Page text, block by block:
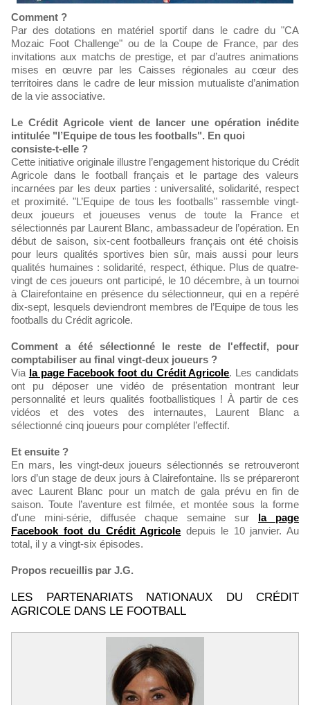
Comment ?
Par des dotations en matériel sportif dans le cadre du "CA
Mozaic Foot Challenge" ou de la Coupe de France, par des
invitations aux matchs de prestige, et par d’autres animations
mises en œuvre par les Caisses régionales au cœur des
territoires dans le cadre de leur mission mutualiste d’animation
de la vie associative.
Le Crédit Agricole vient de lancer une opération inédite
intitulée "l’Equipe de tous les footballs". En quoi
consiste-t-elle ?
Cette initiative originale illustre l’engagement historique du Crédit
Agricole dans le football français et le partage des valeurs
incarnées par les deux parties : universalité, solidarité, respect
et proximité. "L’Equipe de tous les footballs" rassemble vingt-
deux joueurs et joueuses venus de toute la France et
sélectionnés par Laurent Blanc, ambassadeur de l’opération. En
début de saison, six-cent footballeurs français ont été choisis
pour leurs qualités sportives bien sûr, mais aussi pour leurs
qualités humaines : solidarité, respect, éthique. Plus de quatre-
vingt de ces joueurs ont participé, le 10 décembre, à un tournoi
à Clairefontaine en présence du sélectionneur, qui en a repéré
dix-sept, lesquels deviendront membres de l’Equipe de tous les
footballs du Crédit agricole.
Comment a été sélectionné le reste de l'effectif, pour
comptabiliser au final vingt-deux joueurs ?
Via la page Facebook foot du Crédit Agricole. Les candidats
ont pu déposer une vidéo de présentation montrant leur
personnalité et leurs qualités footballistiques ! À partir de ces
vidéos et des votes des internautes, Laurent Blanc a
sélectionné cinq joueurs pour compléter l’effectif.
Et ensuite ?
En mars, les vingt-deux joueurs sélectionnés se retrouveront
lors d’un stage de deux jours à Clairefontaine. Ils se prépareront
avec Laurent Blanc pour un match de gala prévu en fin de
saison. Toute l’aventure est filmée, et montée sous la forme
d'une mini-série, diffusée chaque semaine sur la page
Facebook foot du Crédit Agricole depuis le 10 janvier. Au
total, il y a vingt-six épisodes.
Propos recueillis par J.G.
LES PARTENARIATS NATIONAUX DU CRÉDIT
AGRICOLE DANS LE FOOTBALL